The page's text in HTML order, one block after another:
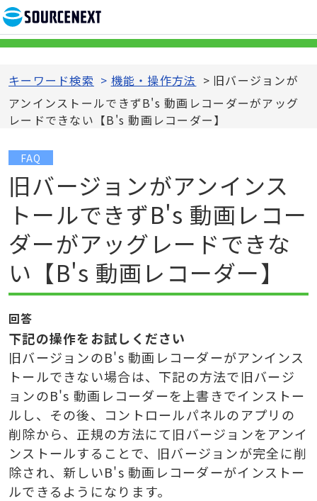
キーワード検索 > 機能・操作方法 > 旧バージョンが
アンインストールできずB's 動画レコーダーがアッグ
レードできない【B's 動画レコーダー】
FAQ
旧バージョンがアンインス
トールできずB's 動画レコー
ダーがアッグレードできな
い【B's 動画レコーダー】
回答
下記の操作をお試しください
旧バージョンのB's 動画レコーダーがアンインス
トールできない場合は、下記の方法で旧バージ
ョンのB's 動画レコーダーを上書きでインストー
ルし、その後、コントロールパネルのアプリの
削除から、正規の方法にて旧バージョンをアンイ
ンストールすることで、旧バージョンが完全に削
除され、新しいB's 動画レコーダーがインストー
ルできるようになります。